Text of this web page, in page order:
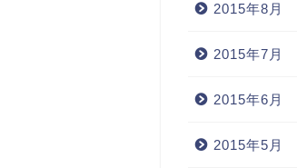
2015年8月
2015年7月
2015年6月
2015年5月